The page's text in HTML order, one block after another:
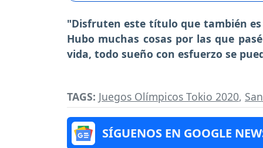
"Disfruten este título que también es
Hubo muchas cosas por las que
vida, todo sueño con esfuerzo se
TAGS: Juegos Olímpicos Tokio 2020,
SÍGUENOS EN GOOGLE